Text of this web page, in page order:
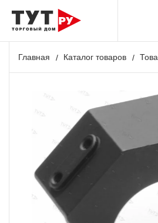
Главная Каталог товаров